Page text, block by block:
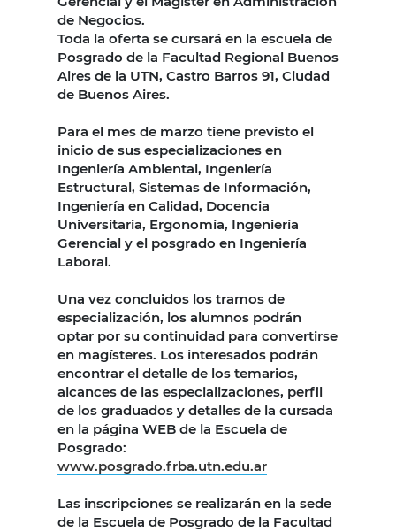
de Negocios.
Toda la oferta se cursará en la escuela de
Posgrado de la Facultad Regional Buenos
Aires de la UTN, Castro Barros 91, Ciudad
de Buenos Aires.
Para el mes de marzo tiene previsto el
inicio de sus especializaciones en
Ingeniería Ambiental, Ingeniería
Estructural, Sistemas de Información,
Ingeniería en Calidad, Docencia
Universitaria, Ergonomía, Ingeniería
Gerencial y el posgrado en Ingeniería
Laboral.
Una vez concluidos los tramos de
especialización, los alumnos podrán
optar por su continuidad para convertirse
en magísteres. Los interesados podrán
encontrar el detalle de los temarios,
alcances de las especializaciones, perfil
de los graduados y detalles de la cursada
en la página WEB de la Escuela de
Posgrado:
www.posgrado.frba.utn.edu.ar
Las inscripciones se realizarán en la sede
de la Escuela de Posgrado de la Facultad